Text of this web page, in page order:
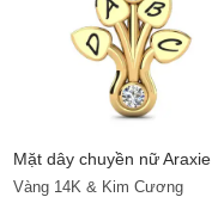
Mặt dây chuyền nữ Araxie
Vàng 14K & Kim Cương